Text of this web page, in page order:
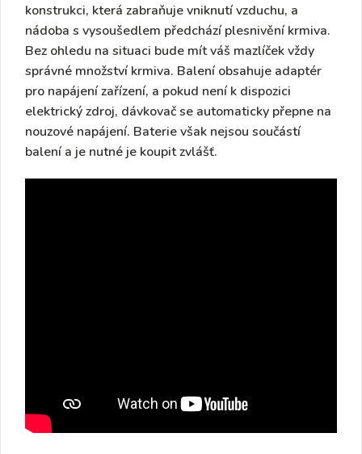
konstrukci, která zabraňuje vniknutí vzduchu, a
nádoba s vysoušedlem předchází plesnivění krmiva.
Bez ohledu na situaci bude mít váš mazlíček vždy
správné množství krmiva. Balení obsahuje adaptér
pro napájení zařízení, a pokud není k dispozici
elektrický zdroj, dávkovač se automaticky přepne na
nouzové napájení. Baterie však nejsou součástí
balení a je nutné je koupit zvlášť.